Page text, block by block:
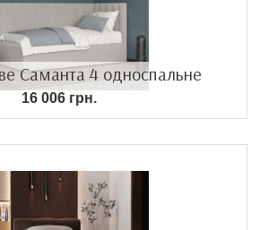
Саманта 4 односпальне
16 006 грн.